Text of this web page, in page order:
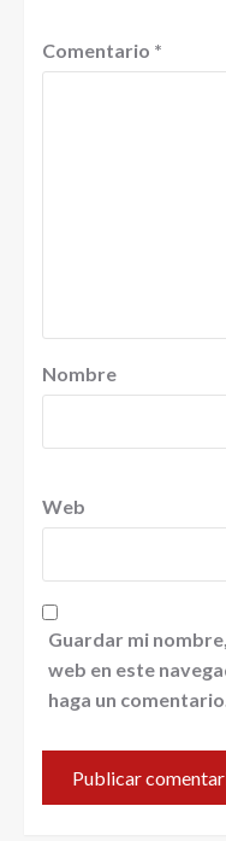
Comentario *
Nombre
Web
Guardar mi
web en este
haga un